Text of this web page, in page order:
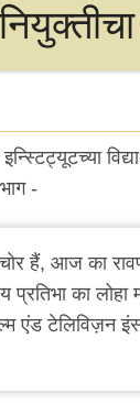
-
हैं, आज का
प्रतिभा का
एंड टेलिविज़न